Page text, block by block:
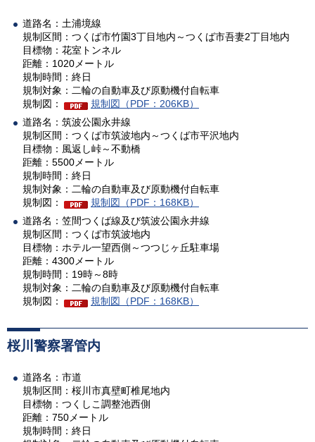
道路名：土浦境線
規制区間：つくば市竹園3丁目地内～つくば市吾妻2丁目地内
目標物：花室トンネル
距離：1020メートル
規制時間：終日
規制対象：二輪の自動車及び原動機付自転車
規制図：
規制図（PDF：206KB）
道路名：筑波公園永井線
規制区間：つくば市筑波地内～つくば市平沢地内
目標物：風返し峠～不動橋
距離：5500メートル
規制時間：終日
規制対象：二輪の自動車及び原動機付自転車
規制図：
規制図（PDF：168KB）
道路名：笠間つくば線及び筑波公園永井線
規制区間：つくば市筑波地内
目標物：ホテル一望西側～つつじヶ丘駐車場
距離：4300メートル
規制時間：19時～8時
規制対象：二輪の自動車及び原動機付自転車
規制図：
規制図（PDF：168KB）
桜川警察署管内
道路名：市道
規制区間：桜川市真壁町椎尾地内
目標物：つくしこ調整池西側
距離：750メートル
規制時間：終日